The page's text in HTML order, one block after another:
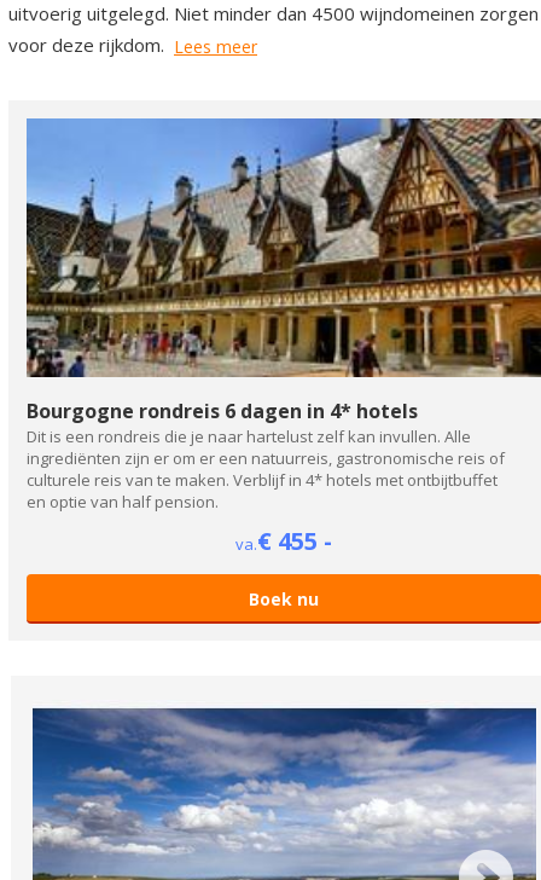
uitvoerig uitgelegd. Niet minder dan 4500 wijndomeinen zorgen
voor deze rijkdom. Lees meer
Bourgogne rondreis 6 dagen in 4* hotels
Dit is een rondreis die je naar hartelust zelf kan invullen. Alle
ingrediënten zijn er om er een natuurreis, gastronomische reis of
culturele reis van te maken. Verblijf in 4* hotels met ontbijtbuffet
en optie van half pension.
va.€ 455 -
Boek nu